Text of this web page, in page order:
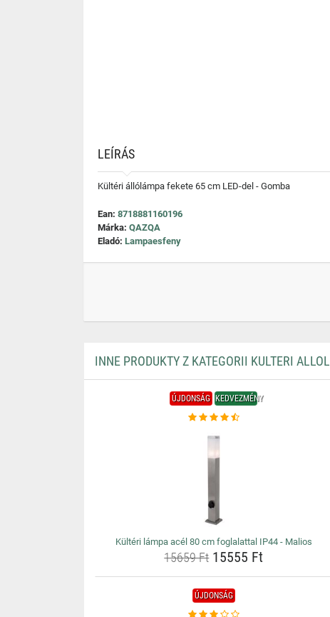
LEÍRÁS
Kültéri állólámpa fekete 65 cm LED-del - Gomba
Ean: 8718881160196
Márka: QAZQA
Eladó: Lampaesfeny
INNE PRODUKTY Z KATEGORII KULTERI
ÚJDONSÁG KEDVEZMÉNY
Kültéri lámpa acél 80 cm foglalattal IP44 - Malios
15659 Ft15555 Ft
ÚJDONSÁG